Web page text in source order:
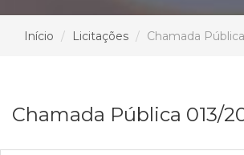
Início Licitações Chamada
Chamada Pública 013/